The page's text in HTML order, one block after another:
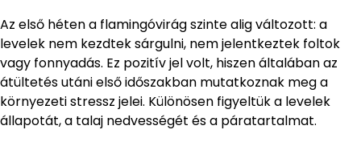
Az első héten a flamingóvirág szinte alig változott: a
levelek nem kezdtek sárgulni, nem jelentkeztek foltok
vagy fonnyadás. Ez pozitív jel volt, hiszen általában az
átültetés utáni első időszakban mutatkoznak meg a
környezeti stressz jelei. Különösen figyeltük a levelek
állapotát, a talaj nedvességét és a páratartalmat.